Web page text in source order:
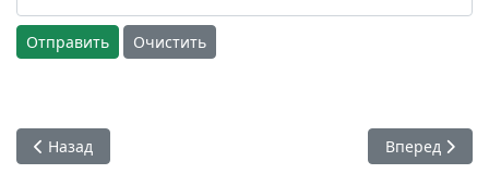
Отправить Очистить
Предыдущий: ОТКРЫТ НАБОР В ШКОЛУ САНКИРТАНЫ!
Назад Следующий:
Вперед